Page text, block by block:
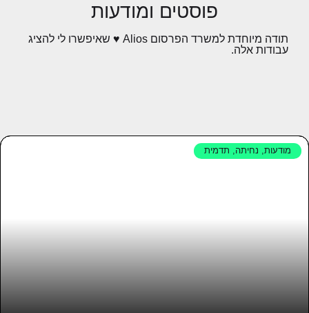
פוסטים ומודעות
תודה מיוחדת למשרד הפרסום Alios ♥ שאיפשרו לי להציג
עבודות אלה.
מודעות, נחיתה, תדמית